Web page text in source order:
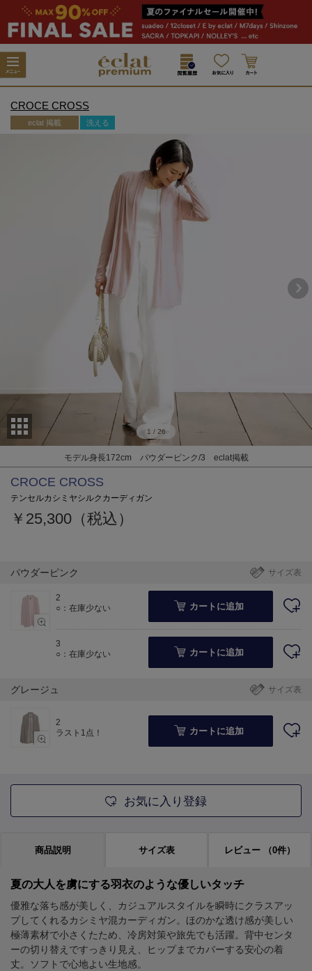
CROCE CROSS
eclat 掲載 洗える
1 / 26
モデル身長172cm パウダーピンク/3 eclat掲載
CROCE CROSS
テンセルカシミヤシルクカーディガン
￥25,300（税込）
サイズ表
パウダーピンク
2
○：在庫少ない
カートに追加
3
○：在庫少ない
カートに追加
サイズ表
グレージュ
2
ラスト1点！
カートに追加
お気に入り登録
商品説明 サイズ表 レビュー （0件）
夏の大人を虜にする羽衣のような優しいタッチ
優雅な落ち感が美しく、カジュアルスタイルを瞬時にクラスアッ
プしてくれるカシミヤ混カーディガン。ほのかな透け感が美しい
極薄素材で小さくたため、冷房対策や旅先でも活躍。背中センタ
ーの切り替えですっきり見え、ヒップまでカバーする安心の着
丈。ソフトで心地よい生地感。